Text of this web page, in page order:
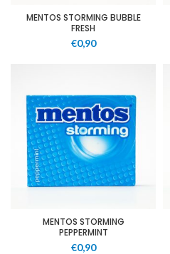
MENTOS STORMING BUBBLE
FRESH
€0,90
MENTOS STORMING
PEPPERMINT
€0,90